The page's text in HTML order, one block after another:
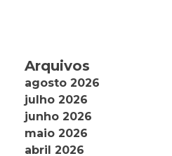
Arquivos
agosto 2026
julho 2026
junho 2026
maio 2026
abril 2026